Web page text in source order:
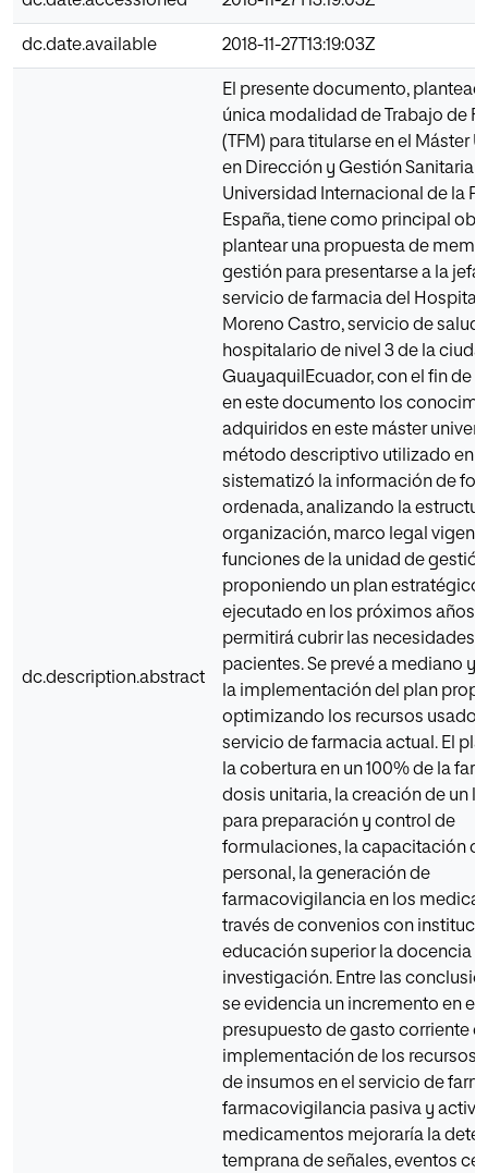
dc.date.available 2018-11-27T13:19:03Z
dc.description.abstract
El presente documento,
única modalidad de Trabajo de
(TFM) para titularse en el Máster
en Dirección y Gestión Sanitaria
Universidad Internacional de la
España, tiene como principal
plantear una propuesta de
gestión para presentarse a la
servicio de farmacia del Hospital
Moreno Castro, servicio de salud
hospitalario de nivel 3 de la
GuayaquilEcuador, con el fin de
en este documento los
adquiridos en este máster
método descriptivo utilizado en
sistematizó la información de
ordenada, analizando la
organización, marco legal
funciones de la unidad de
proponiendo un plan estratégico
ejecutado en los próximos años,
permitirá cubrir las necesidades
pacientes. Se prevé a mediano y
la implementación del plan
optimizando los recursos usados
servicio de farmacia actual. El
la cobertura en un 100% de la
dosis unitaria, la creación de un
para preparación y control de
formulaciones, la capacitación
personal, la generación de
farmacovigilancia en los
través de convenios con
educación superior la docencia y
investigación. Entre las
se evidencia un incremento en el
presupuesto de gasto corriente
implementación de los recursos
de insumos en el servicio de
farmacovigilancia pasiva y activa
medicamentos mejoraría la
temprana de señales, eventos